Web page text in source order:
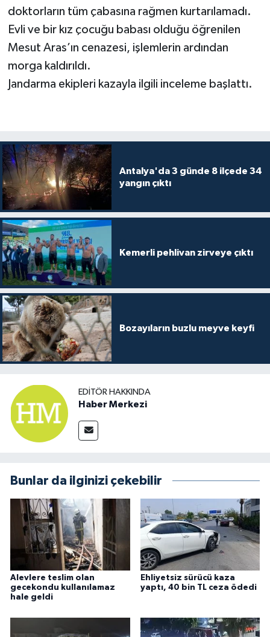
doktorların tüm çabasına rağmen kurtarılamadı.
Evli ve bir kız çocuğu babası olduğu öğrenilen
Mesut Aras’ın cenazesi, işlemlerin ardından
morga kaldırıldı.
Jandarma ekipleri kazayla ilgili inceleme başlattı.
Antalya'da 3 günde 8 ilçede 34
yangın çıktı
Kemerli pehlivan zirveye çıktı
Bozayıların buzlu meyve keyfi
EDITÖR HAKKINDA
Haber Merkezi
Bunlar da ilginizi çekebilir
Alevlere teslim olan
gecekondu kullanılamaz
hale geldi
Ehliyetsiz sürücü kaza
yaptı, 40 bin TL ceza ödedi